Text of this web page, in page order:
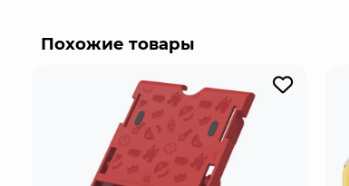
Похожие товары